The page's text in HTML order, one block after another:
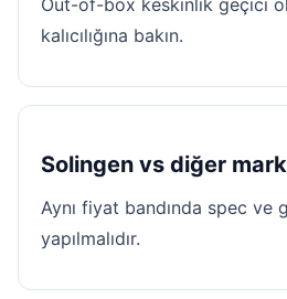
kalıcılığına bakın.
Solingen vs diğer
Aynı fiyat bandında spec ve
yapılmalıdır.